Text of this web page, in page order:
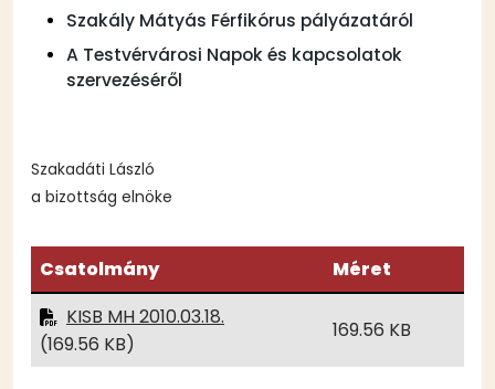
Szakály Mátyás Férfikórus pályázatáról
A Testvérvárosi Napok és kapcsolatok
szervezéséről
Szakadáti László
a bizottság elnöke
Csatolmány
Méret
KISB MH 2010.03.18.
(169.56 KB)
169.56 KB